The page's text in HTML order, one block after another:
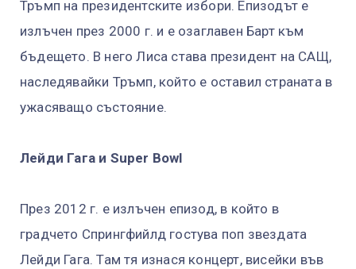
Тръмп на президентските избори. Епизодът е
излъчен през 2000 г. и е озаглавен Барт към
бъдещето. В него Лиса става президент на САЩ,
наследявайки Тръмп, който е оставил страната в
ужасяващо състояние.
Лейди Гага и Super Bowl
През 2012 г. е излъчен епизод, в който в
градчето Спрингфийлд гостува поп звездата
Лейди Гага. Там тя изнася концерт, висейки във